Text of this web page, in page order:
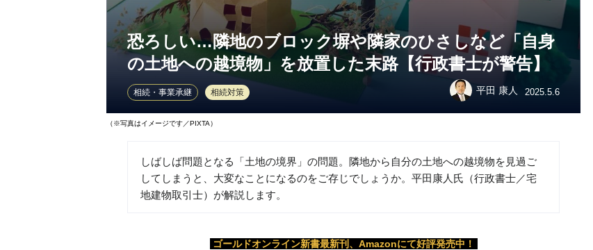
恐ろしい…隣地のブロック塀や隣家のひさしなど「自身
の土地への越境物」を放置した末路【行政書士が警告】
相続・事業承継 相続対策 平田 康人 2025.5.6
（※写真はイメージです／PIXTA）
しばしば問題となる「土地の境界」の問題。隣地から自分の土地への越境物を見過ご
してしまうと、大変なことになるのをご存じでしょうか。平田康人氏（行政書士／宅
地建物取引士）が解説します。
ゴールドオンライン新書最新刊、Amazonにて好評発売中！